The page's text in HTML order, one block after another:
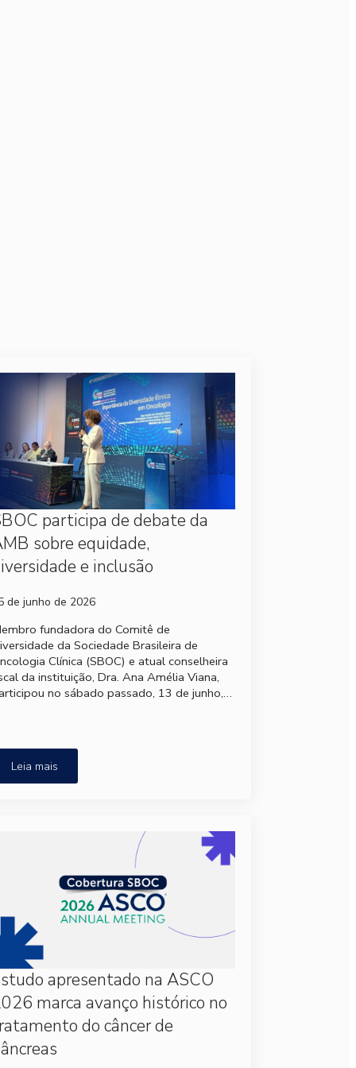
participa de debate da
sobre equidade,
e inclusão
de junho de 2026
fundadora do Comitê de
da Sociedade Brasileira de
Clínica (SBOC) e atual conselheira
da instituição, Dra. Ana Amélia Viana,
no sábado passado, 13 de junho,…
Leia mais
apresentado na ASCO
marca avanço histórico no
do câncer de